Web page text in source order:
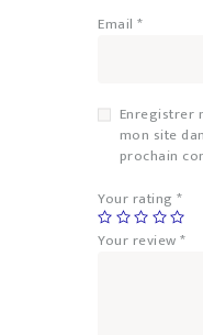
Email *
Enregistrer
mon site
prochain
Your rating *
Your review*